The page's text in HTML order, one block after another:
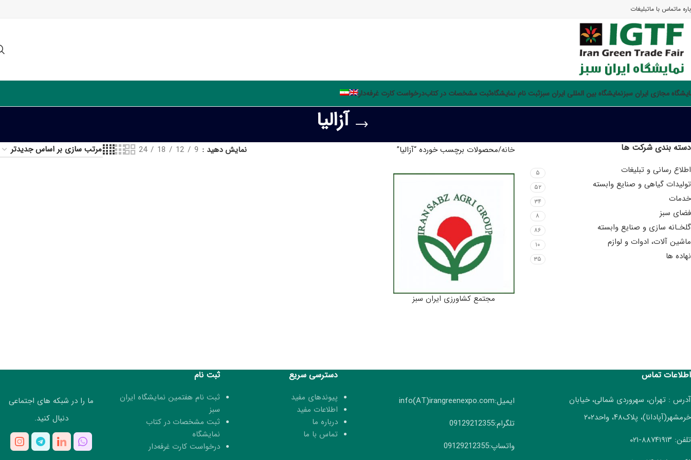
ماتماس با ماتبلیغات
مجازی ایران سبزنمایشگاه بین المللی ایران سبزثبت نام نمایشگاهثبت مشخصات در کتابدرخواست کارت غرفه‌دار
آزالیا
دسته بندی شرکت ها
اطلاع رسانی و تبلیغات ۵
تولیدات گیاهی و صنایع وابسته ۵۲
خدمات ۳۴
فضای سبز ۸
گلخـانه سازی و صنایع وابسته ۸۶
ماشین آلات، ادوات و لوازم ۱۰
نهاده ها ۳۵
خانه محصولات برچسب خورده “آزالیا” نمایش دهید 9
12
18
24
مجتمع کشاورزی ایران سبز
اطلاعات تماس
آدرس : تهران، سهروردی شمالی، خیابان
خرمشهر(آپادانا)، پلاک۴۸، واحد۲۰۲
تلفن: ۸۸۷۴۱۹۱۳-۰۲۱
ایمیل:info(AT)irangreenexpo.com
تلگرام:09129212355
واتساپ:09129212355
دسترسی سریع
پیوندهای مفید
اطلاعات مفید
درباره ما
تماس با ما
ثبت نام
ثبت نام هفتمین نمایشگاه ایران
سبز
ثبت مشخصات در کتاب
نمایشگاه
درخواست کارت غرفه‌دار
ما را در شبکه های اجتماعی
دنبال کنید.